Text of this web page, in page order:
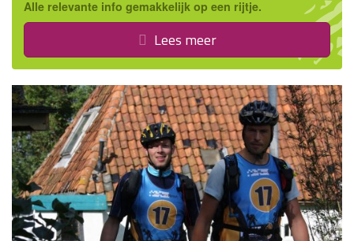
Alle relevante info gemakkelijk op een rijtje.
Lees meer